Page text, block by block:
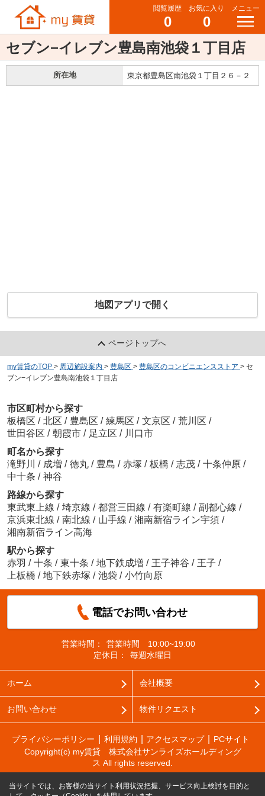
閲覧履歴
0
お気に入り
0
メニュー
セブン−イレブン豊島南池袋１丁目店
所在地 東京都豊島区南池袋１丁目２６－２
地図アプリで開く
ページトップへ
my賃貸のTOP > 周辺施設案内 > 豊島区 > 豊島区のコンビニエンスストア > セ
ブン−イレブン豊島南池袋１丁目店
市区町村から探す
板橋区 / 北区 / 豊島区 / 練馬区 / 文京区 / 荒川区 /
世田谷区 / 朝霞市 / 足立区 / 川口市
町名から探す
滝野川 / 成増 / 徳丸 / 豊島 / 赤塚 / 板橋 / 志茂 / 十条仲原 /
中十条 / 神谷
路線から探す
東武東上線 / 埼京線 / 都営三田線 / 有楽町線 / 副都心線 /
京浜東北線 / 南北線 / 山手線 / 湘南新宿ライン宇須 /
湘南新宿ライン高海
駅から探す
赤羽 / 十条 / 東十条 / 地下鉄成増 / 王子神谷 / 王子 /
上板橋 / 地下鉄赤塚 / 池袋 / 小竹向原
電話でお問い合わせ
営業時間：
営業時間 10:00~19:00
定休日：
毎週水曜日
ホーム 会社概要
お問い合わせ 物件リクエスト
プライバシーポリシー 利用規約 アクセスマップ
PCサイト
Copyright(c) my賃貸 株式会社サンライズホールディング
ス All rights reserved.
当サイトでは、お客様の当サイト利用状況把握、サービス向上検討を目的と